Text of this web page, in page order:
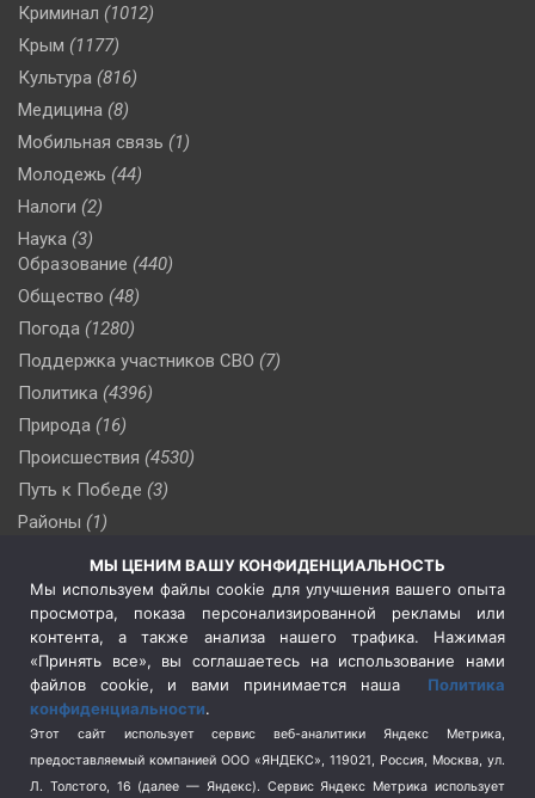
Криминал (1012)
Крым (1177)
Культура (816)
Медицина (8)
Мобильная связь (1)
Молодежь (44)
Налоги (2)
Наука (3)
Образование (440)
Общество (48)
Погода (1280)
Поддержка участников СВО (7)
Политика (4396)
Природа (16)
Происшествия (4530)
Путь к Победе (3)
Районы (1)
(510)
Сельское хозяйство (3)
Социальная политика
(3)
Спецоперация в Украине
Спецоперация на Украине
(404)
Спорт (740)
Терроризм (1)
МЫ ЦЕНИМ ВАШУ КОНФИДЕНЦИАЛЬНОСТЬ
Мы используем файлы cookie для улучшения вашего опыта
просмотра, показа персонализированной рекламы или
контента, а также анализа нашего трафика. Нажимая
«Принять все», вы соглашаетесь на использование нами
файлов cookie, и вами принимается наша Политика
конфиденциальности.
Этот сайт использует сервис веб-аналитики Яндекс Метрика,
предоставляемый компанией ООО «ЯНДЕКС», 119021, Россия, Москва, ул.
Л. Толстого, 16 (далее — Яндекс). Сервис Яндекс Метрика использует